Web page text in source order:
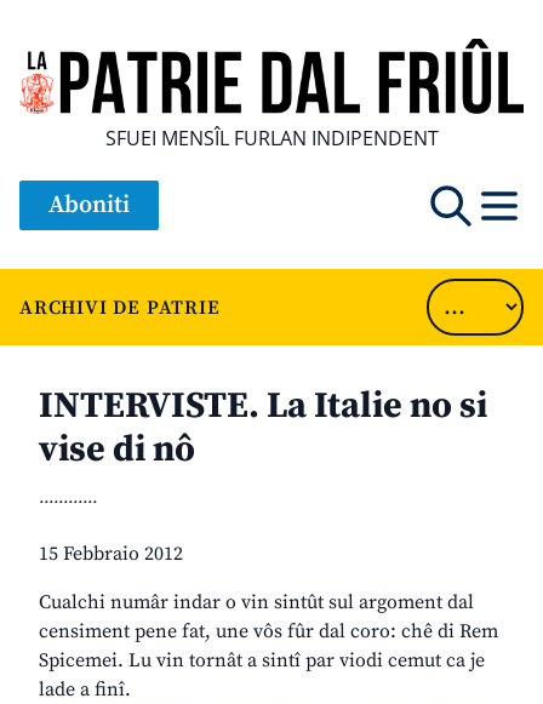
SFUEI MENSÎL FURLAN INDIPENDENT
Aboniti
ARCHIVI DE PATRIE
INTERVISTE. La Italie no si
vise di nô
............
15 Febbraio 2012
Cualchi numâr indar o vin sintût sul argoment dal
censiment pene fat, une vôs fûr dal coro: chê di Rem
Spicemei. Lu vin tornât a sintî par viodi cemut ca je
lade a finî.